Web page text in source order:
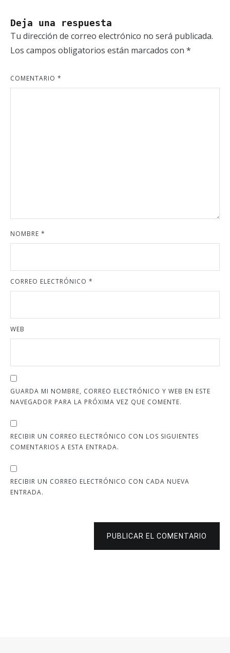
Deja una respuesta
Tu dirección de correo electrónico no será publicada.
Los campos obligatorios están marcados con *
COMENTARIO *
NOMBRE *
CORREO ELECTRÓNICO *
WEB
GUARDA MI NOMBRE, CORREO ELECTRÓNICO Y WEB EN ESTE
NAVEGADOR PARA LA PRÓXIMA VEZ QUE COMENTE.
RECIBIR UN CORREO ELECTRÓNICO CON LOS SIGUIENTES
COMENTARIOS A ESTA ENTRADA.
RECIBIR UN CORREO ELECTRÓNICO CON CADA NUEVA
ENTRADA.
PUBLICAR EL COMENTARIO